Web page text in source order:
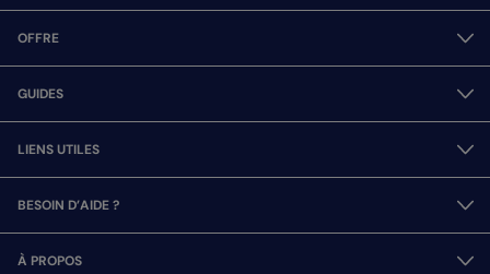
OFFRE
GUIDES
LIENS UTILES
BESOIN D’AIDE ?
À PROPOS